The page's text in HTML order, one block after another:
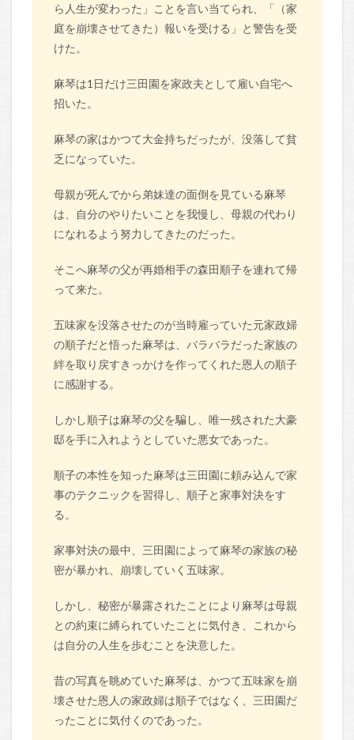
ら人生が変わった」ことを言い当てられ、「（家
庭を崩壊させてきた）報いを受ける」と警告を受
けた。
麻琴は1日だけ三田園を家政夫として雇い自宅へ
招いた。
麻琴の家はかつて大金持ちだったが、没落して貧
乏になっていた。
母親が死んでから弟妹達の面倒を見ている麻琴
は、自分のやりたいことを我慢し、母親の代わり
になれるよう努力してきたのだった。
そこへ麻琴の父が再婚相手の森田順子を連れて帰
って来た。
五味家を没落させたのが当時雇っていた元家政婦
の順子だと悟った麻琴は、バラバラだった家族の
絆を取り戻すきっかけを作ってくれた恩人の順子
に感謝する。
しかし順子は麻琴の父を騙し、唯一残された大豪
邸を手に入れようとしていた悪女であった。
順子の本性を知った麻琴は三田園に頼み込んで家
事のテクニックを習得し、順子と家事対決をす
る。
家事対決の最中、三田園によって麻琴の家族の秘
密が暴かれ、崩壊していく五味家。
しかし、秘密が暴露されたことにより麻琴は母親
との約束に縛られていたことに気付き、これから
は自分の人生を歩むことを決意した。
昔の写真を眺めていた麻琴は、かつて五味家を崩
壊させた恩人の家政婦は順子ではなく、三田園だ
ったことに気付くのであった。